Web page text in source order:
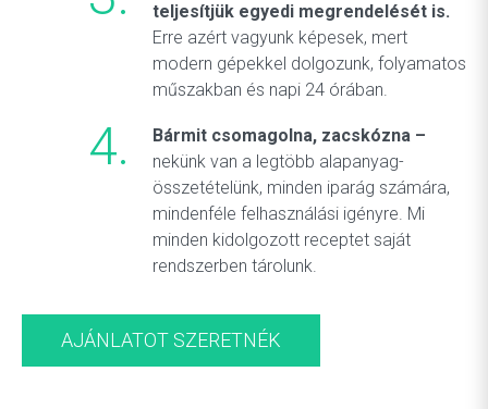
teljesítjük egyedi megrendelését is.
Erre azért vagyunk képesek, mert
modern gépekkel dolgozunk, folyamatos
műszakban és napi 24 órában.
Bármit csomagolna, zacskózna –
nekünk van a legtöbb alapanyag-
összetételünk, minden iparág számára,
mindenféle felhasználási igényre. Mi
minden kidolgozott receptet saját
rendszerben tárolunk.
AJÁNLATOT SZERETNÉK